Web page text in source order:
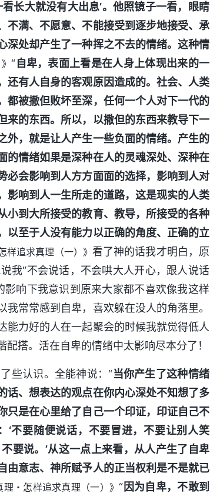
长大就没有大出息’。他照镜子一看，眼睛
不满、不愿意、不能接受到逐步地接受、承
深处却产生了一种挥之不去的情绪。这种情
“自卑，表面上看是在人身上体现出来的一
还有人自身的客观原因造成的。社会、人类
都被撒但败坏至深，任何一个人对下一代的
来的东西。所以，以撒但的东西来教导下一
外，就是让人产生一些负面的情绪。产生的
的情绪如果是深种在人的灵魂深处、深种在
必会影响到人方方面面的选择，影响到人对
影响到人一生所走的道路，这是现实的人类
小到大所接受的教育、教导，所接受的各种
以至于人没有能力以正确的角度、正确的立
追求真理（一）》 看了神的话我才明白，原
我“不会说话，不会哄大人开心，跟人说话
响下我意识到原来大家都不喜欢像我这样
常常感到自卑，喜欢躲在没人的角落里。
能力好的人在一起聚会的时候我就觉得低人
搭。活在自卑的情绪中太影响尽本分了！
些认识。全能神说：“当你产生了这种情绪
话、想表达的观点在你内心深处不知想了多
只是在心里给了自己一个印证，印证自己不
‘不要随便说话，不要冒进，不要让别人笑
要说。’从这一点上来看，从人产生了自卑
由意志、神所赋予人的正当权利是不是就已
・怎样追求真理（一）》“因为自卑，不敢到